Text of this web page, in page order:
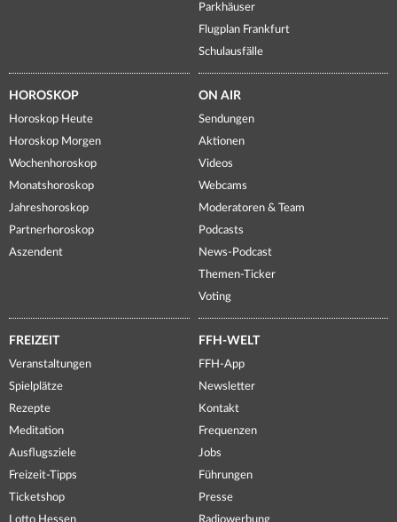
Parkhäuser
Flugplan Frankfurt
Schulausfälle
HOROSKOP
Horoskop Heute
Horoskop Morgen
Wochenhoroskop
Monatshoroskop
Jahreshoroskop
Partnerhoroskop
Aszendent
ON AIR
Sendungen
Aktionen
Videos
Webcams
Moderatoren & Team
Podcasts
News-Podcast
Themen-Ticker
Voting
FREIZEIT
Veranstaltungen
Spielplätze
Rezepte
Meditation
Ausflugsziele
Freizeit-Tipps
Ticketshop
Lotto Hessen
FFH-WELT
FFH-App
Newsletter
Kontakt
Frequenzen
Jobs
Führungen
Presse
Radiowerbung